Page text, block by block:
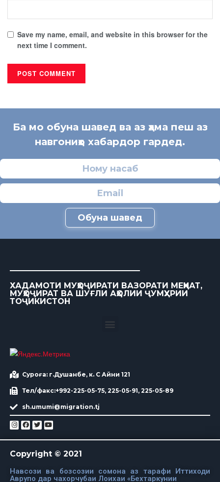
Save my name, email, and website in this browser for the
next time I comment.
Ба мо обуна шавед ва аз ҳама пеш аз
навгониҳо хабардор гардед.
Обуна шавед
ХАДАМОТИ МУҲОҶИРАТИ ВАЗОРАТИ МЕҲНАТ,
МУҲОҶИРАТ ВА ШУҒЛИ АҲОЛИИ ҶУМҲУРИИ
ТОҶИКИСТОН
Суроға: г.Душанбе, к. С Айни 121
Тел/факс:+992-225-05-75, 225-05-91, 225-05-89
sh.umumi@migration.tj
Copyright © 2021
Навсози ва бозсозии сомона аз тарафи Иттиходи
Аврупо дар чахорчубаи Лоихаи «Бехтаркунии